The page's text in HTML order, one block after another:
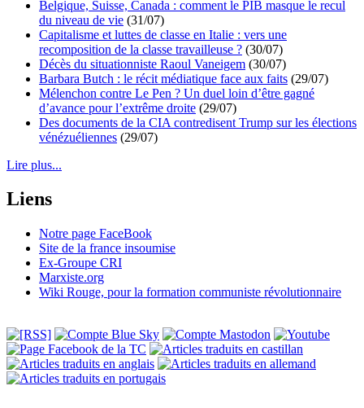
Belgique, Suisse, Canada : comment le PIB masque le recul
du niveau de vie (31/07)
Capitalisme et luttes de classe en Italie : vers une
recomposition de la classe travailleuse ? (30/07)
Décès du situationniste Raoul Vaneigem (30/07)
Barbara Butch : le récit médiatique face aux faits (29/07)
Mélenchon contre Le Pen ? Un duel loin d’être gagné
d’avance pour l’extrême droite (29/07)
Des documents de la CIA contredisent Trump sur les élections
vénézuéliennes (29/07)
Lire plus...
Liens
Notre page FaceBook
Site de la france insoumise
Ex-Groupe CRI
Marxiste.org
Wiki Rouge, pour la formation communiste révolutionnaire